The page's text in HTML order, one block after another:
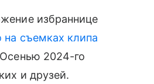
избраннице
на съемках клипа
2024-го
и друзей.